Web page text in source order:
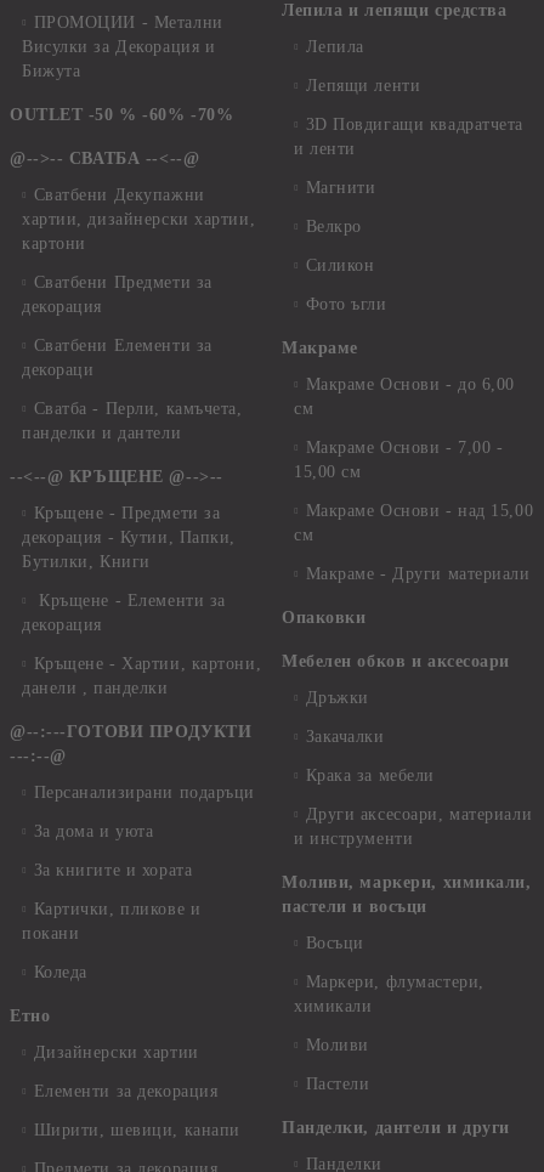
ПРОМОЦИИ - Метални
Висулки за Декорация и
Бижута
OUTLET -50 % -60% -70%
@-->-- СВАТБА --<--@
Сватбени Декупажни
хартии, дизайнерски хартии,
картони
Сватбени Предмети за
декорация
Сватбени Елементи за
декораци
Сватба - Перли, камъчета,
панделки и дантели
--<--@ КРЪЩЕНЕ @-->--
Кръщене - Предмети за
декорация - Кутии, Папки,
Бутилки, Книги
Кръщене - Елементи за
декорация
Кръщене - Хартии, картони,
данели , панделки
@--:---ГОТОВИ ПРОДУКТИ
---:--@
Персанализирани подаръци
За дома и уюта
За книгите и хората
Картички, пликове и
покани
Коледа
Етно
Дизайнерски хартии
Елементи за декорация
Ширити, шевици, канапи
Лепила и лепящи средства
Лепила
Лепящи ленти
3D Повдигащи квадратчета
и ленти
Магнити
Велкро
Силикон
Фото ъгли
Макраме
Макраме Основи - до 6,00
см
Макраме Основи - 7,00 -
15,00 см
Макраме Основи - над 15,00
см
Макраме - Други материали
Опаковки
Мебелен обков и аксесоари
Дръжки
Закачалки
Крака за мебели
Други аксесоари, материали
и инструменти
Моливи, маркери, химикали,
пастели и восъци
Восъци
Маркери, флумастери,
химикали
Моливи
Пастели
Панделки, дантели и други
Панделки